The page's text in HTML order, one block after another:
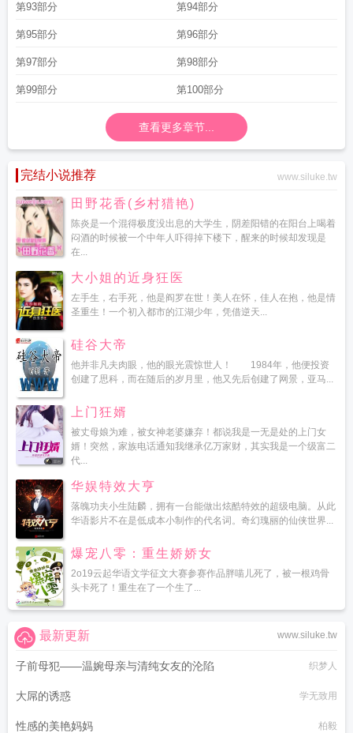
第93部分 第94部分
第95部分 第96部分
第97部分 第98部分
第99部分 第100部分
查看更多章节...
完结小说推荐 www.siluke.tw
田野花香(乡村猎艳)
陈炎是一个混得极度没出息的大学生，阴差阳错的在阳台上喝着
闷酒的时候被一个中年人吓得掉下楼下，醒来的时候却发现是
在...
大小姐的近身狂医
左手生，右手死，他是阎罗在世！美人在怀，佳人在抱，他是情
圣重生！一个初入都市的江湖少年，凭借逆天...
硅谷大帝
他并非凡夫肉眼，他的眼光震惊世人！ 1984年，他便投资
创建了思科，而在随后的岁月里，他又先后创建了网景，亚马...
上门狂婿
被丈母娘为难，被女神老婆嫌弃！都说我是一无是处的上门女
婿！突然，家族电话通知我继承亿万家财，其实我是一个级富二
代...
华娱特效大亨
落魄功夫小生陆麟，拥有一台能做出炫酷特效的超级电脑。从此
华语影片不在是低成本小制作的代名词。奇幻瑰丽的仙侠世界...
爆宠八零：重生娇娇女
2o19云起华语文学征文大赛参赛作品胖喵儿死了，被一根鸡骨
头卡死了！重生在了一个生了...
www.siluke.tw
最新更新
子前母犯——温婉母亲与清纯女友的沦陷 织梦人
大屌的诱惑 学无致用
性感的美艳妈妈 柏毅